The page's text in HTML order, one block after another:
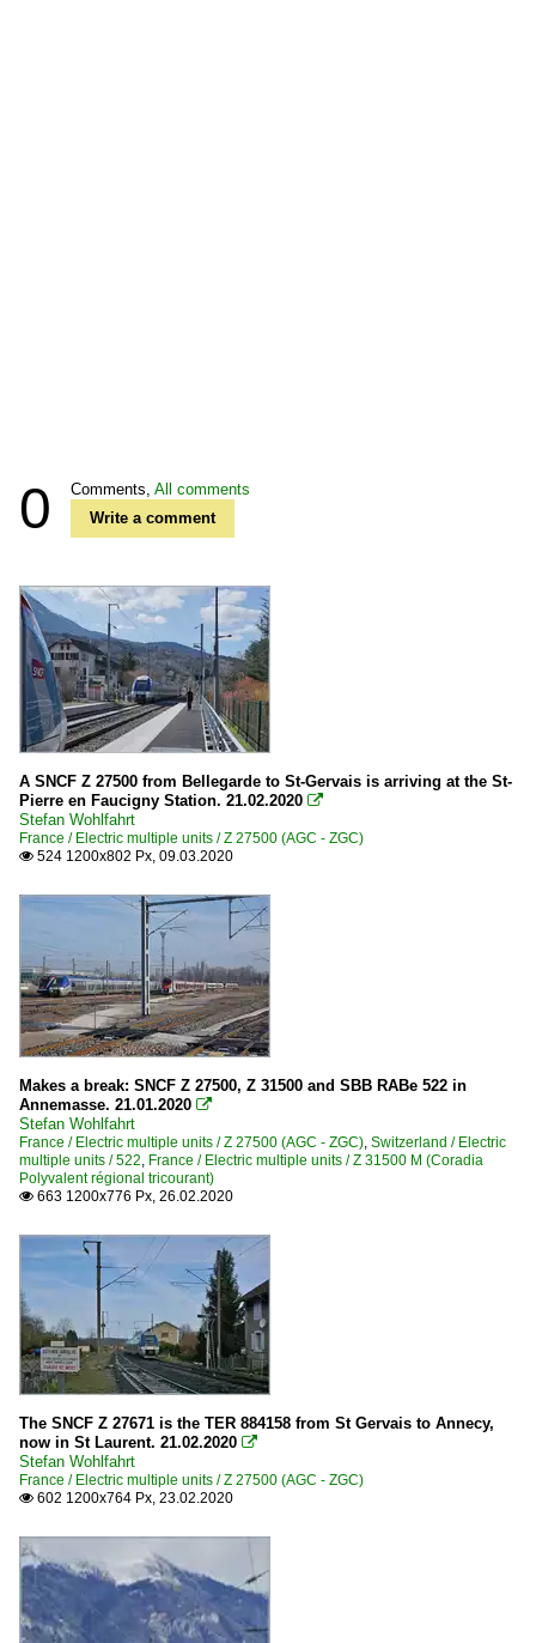
0 Comments, All comments
Write a comment
A SNCF Z 27500 from Bellegarde to St-Gervais is arriving at the St-
Pierre en Faucigny Station. 21.02.2020 
Stefan Wohlfahrt
France / Electric multiple units / Z 27500 (AGC - ZGC)
 524 1200x802 Px, 09.03.2020
Makes a break: SNCF Z 27500, Z 31500 and SBB RABe 522 in
Annemasse. 21.01.2020 
Stefan Wohlfahrt
France / Electric multiple units / Z 27500 (AGC - ZGC), Switzerland / Electric
multiple units / 522, France / Electric multiple units / Z 31500 M (Coradia
Polyvalent régional tricourant)
 663 1200x776 Px, 26.02.2020
The SNCF Z 27671 is the TER 884158 from St Gervais to Annecy,
now in St Laurent. 21.02.2020 
Stefan Wohlfahrt
France / Electric multiple units / Z 27500 (AGC - ZGC)
 602 1200x764 Px, 23.02.2020